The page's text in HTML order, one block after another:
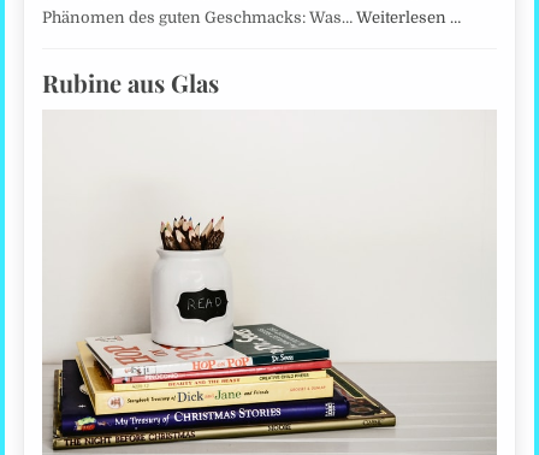
Phänomen des guten Geschmacks: Was…Weiterlesen …
Rubine aus Glas